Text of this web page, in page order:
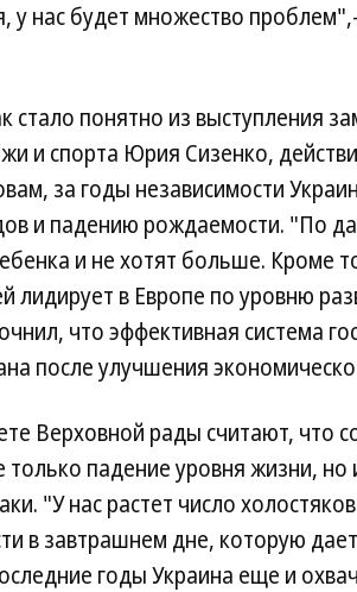
у нас будет множество
стало понятно из выступления
и спорта Юрия Сизенко,
за годы независимости
и падению рождаемости. "По
и не хотят больше. Кроме
лидирует в Европе по уровню
что эффективная система
после улучшения
Верховной рады считают, что
падение уровня жизни, но
"У нас растет число
в завтрашнем дне, которую
годы Украина еще и